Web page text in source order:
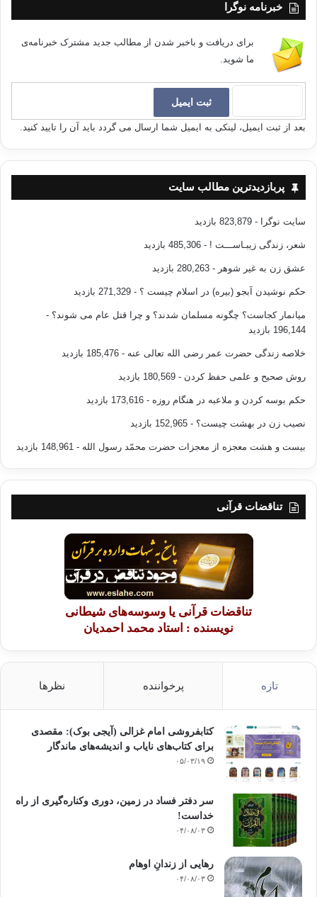
خبرنامه نوگرا
برای دریافت و باخبر شدن از مطالب جدید مشترک خبرنامه‌ی
ما شوید.
بعد از ثبت ایمیل، لینکی به ایمیل شما ارسال می گردد باید آن را تایید کنید.
پربازدیدترین مطالب سایت
سایت نوگرا - 823,879 بازدید
شعر، زندگی زیبـاســـت ! - 485,306 بازدید
عشق زن به غیر شوهر - 280,263 بازدید
حکم نوشیدن آبجو (بیره) در اسلام چیست ؟ - 271,329 بازدید
میانمار کجاست؟ چگونه مسلمان شدند؟ و چرا قتل عام می شوند؟ -
196,144 بازدید
خلاصه زندگی حضرت عمر رضی الله تعالی عنه - 185,476 بازدید
روش صحیح و علمی حفظ کردن - 180,569 بازدید
حکم بوسه کردن و ملاعبه در هنگام روزه - 173,616 بازدید
نصیب زن در بهشت چیست؟ - 152,965 بازدید
بیست و هشت معجزه از معجزات حضرت محمّد رسول الله - 148,961 بازدید
تناقضات قرآنی
تناقضات قرآنی یا وسوسه‌های شیطانی
نویسنده : استاد محمد احمدیان
تازه پرخواننده نظرها
کتابفروشی امام غزالی (آیجی بوک): مقصدی
برای کتاب‌های نایاب و اندیشه‌های ماندگار
۰۵/۰۳/۱۹
سر دفتر فساد در زمین‌، دوری وکناره‌گیری از راه
خداست‌!
۰۴/۰۸/۰۳
رهایی از زندانِ اوهام
۰۴/۰۸/۰۳